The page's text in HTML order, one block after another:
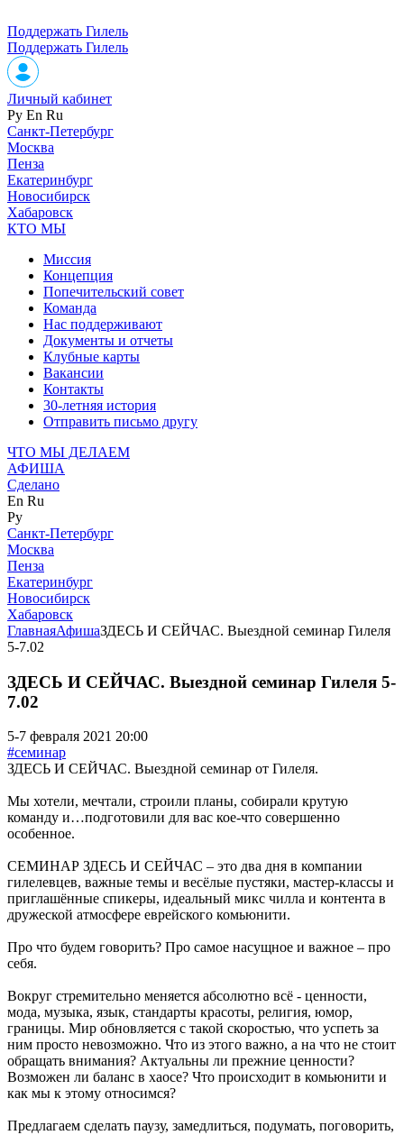
Поддержать Гилель
Поддержать Гилель
Личный кабинет
Ру En Ru
Санкт-Петербург
Москва
Пенза
Екатеринбург
Новосибирск
Хабаровск
КТО МЫ
Миссия
Концепция
Попечительский совет
Команда
Нас поддерживают
Документы и отчеты
Клубные карты
Вакансии
Контакты
30-летняя история
Отправить письмо другу
ЧТО МЫ ДЕЛАЕМ
АФИША
Сделано
En Ru
Ру
Санкт-Петербург
Москва
Пенза
Екатеринбург
Новосибирск
Хабаровск
ГлавнаяАфишаЗДЕСЬ И СЕЙЧАС. Выездной семинар Гилеля
5-7.02
ЗДЕСЬ И СЕЙЧАС. Выездной семинар Гилеля 5-
7.02
5-7 февраля 2021 20:00
#семинар
ЗДЕСЬ И СЕЙЧАС. Выездной семинар от Гилеля.
Мы хотели, мечтали, строили планы, собирали крутую
команду и…подготовили для вас кое-что совершенно
особенное.
СЕМИНАР ЗДЕСЬ И СЕЙЧАС – это два дня в компании
гилелевцев, важные темы и весёлые пустяки, мастер-классы и
приглашённые спикеры, идеальный микс чилла и контента в
дружеской атмосфере еврейского комьюнити.
Про что будем говорить? Про самое насущное и важное – про
себя.
Вокруг стремительно меняется абсолютно всё - ценности,
мода, музыка, язык, стандарты красоты, религия, юмор,
границы. Мир обновляется с такой скоростью, что успеть за
ним просто невозможно. Что из этого важно, а на что не стоит
обращать внимания? Актуальны ли прежние ценности?
Возможен ли баланс в хаосе? Что происходит в комьюнити и
как мы к этому относимся?
Предлагаем сделать паузу, замедлиться, подумать, поговорить,